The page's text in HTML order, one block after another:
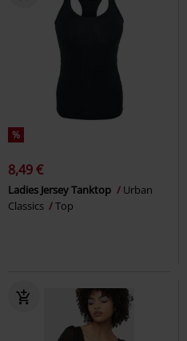
%
8,49 €
Ladies Jersey Tanktop
Urban
Classics
Top